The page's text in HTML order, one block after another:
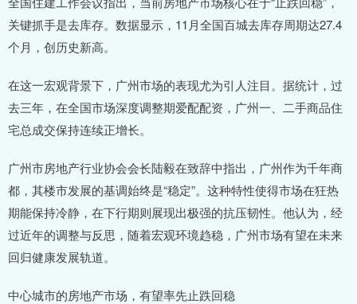
关键抓手是去库存。数据显示，11月全国百城去库存周期达27.4
个月，创历史新高。
在这一宏观背景下，广州市场的表现尤为引人注目。据统计，过
去三年，在全国市场深度调整期爱配配资，广州一、二手商品住
宅总成交保持连续正增长。
广州市房地产行业协会会长陆毅在致辞中指出，广州作为千年商
都，其楼市发展的基调始终是“稳定”。这种特性使得市场在狂热
期能保持冷静，在下行期则展现出极强的抗压韧性。他认为，经
过近年的调整与反思，随着宏观环境趋稳，广州市场有望在未来
回归健康发展轨道。
中心城市的房地产市场，有望率先止跌回稳